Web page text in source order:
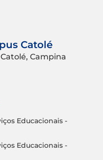
Catolé
Campina
Educacionais -
Educacionais -